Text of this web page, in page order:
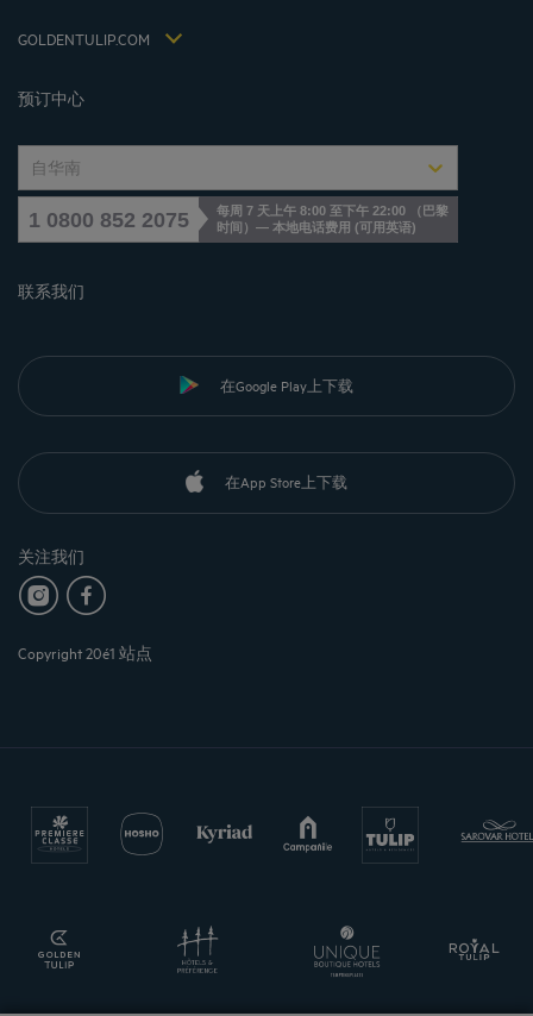
GOLDENTULIP.COM
Jin Jiang International
预订中心
自华南
1 0800 852 2075
每周 7 天上午 8:00 至下午 22:00 （巴黎
时间）— 本地电话费用 ( 可用英语)
联系我们
在Google Play上下载
在App Store上下载
关注我们
Copyright 20é1 站点